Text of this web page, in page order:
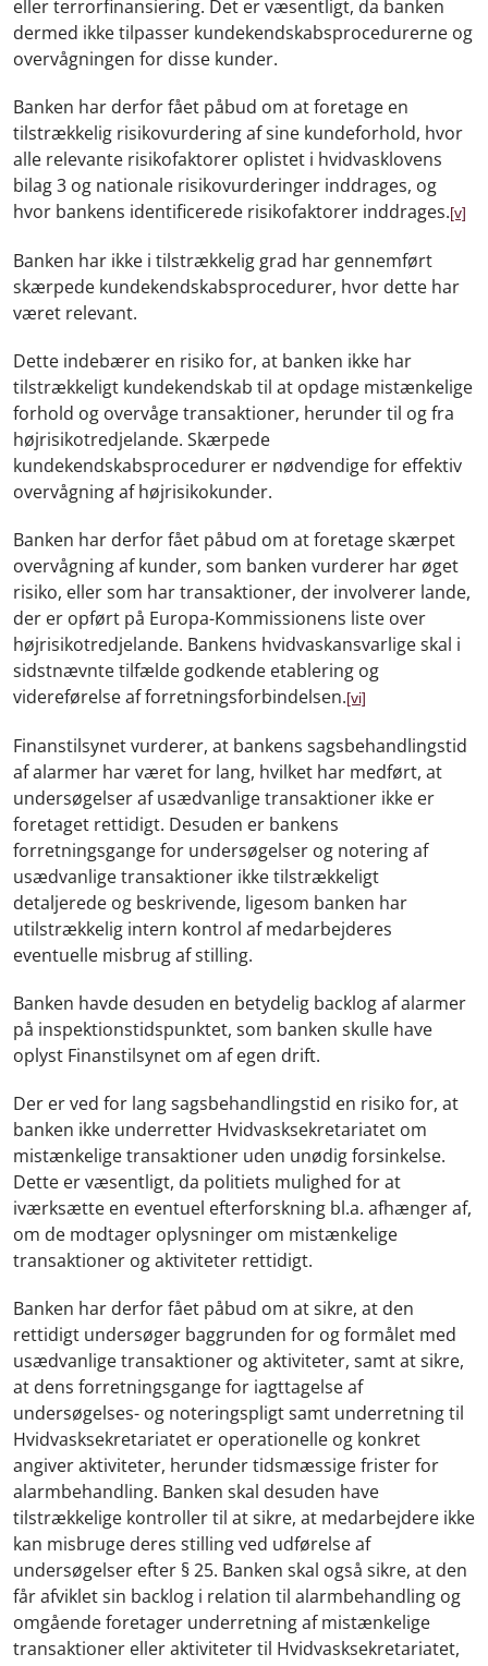
eller terrorfinansiering. Det er væsentligt, da banken
dermed ikke tilpasser kundekendskabsprocedurerne og
overvågningen for disse kunder.
Banken har derfor fået påbud om at foretage en
tilstrækkelig risikovurdering af sine kundeforhold, hvor
alle relevante risikofaktorer oplistet i hvidvasklovens
bilag 3 og nationale risikovurderinger inddrages, og
hvor bankens identificerede risikofaktorer inddrages.[v]
Banken har ikke i tilstrækkelig grad har gennemført
skærpede kundekendskabsprocedurer, hvor dette har
været relevant.
Dette indebærer en risiko for, at banken ikke har
tilstrækkeligt kundekendskab til at opdage mistænkelige
forhold og overvåge transaktioner, herunder til og fra
højrisikotredjelande. Skærpede
kundekendskabsprocedurer er nødvendige for effektiv
overvågning af højrisikokunder.
Banken har derfor fået påbud om at foretage skærpet
overvågning af kunder, som banken vurderer har øget
risiko, eller som har transaktioner, der involverer lande,
der er opført på Europa-Kommissionens liste over
højrisikotredjelande. Bankens hvidvaskansvarlige skal i
sidstnævnte tilfælde godkende etablering og
videreførelse af forretningsforbindelsen.[vi]
Finanstilsynet vurderer, at bankens sagsbehandlingstid
af alarmer har været for lang, hvilket har medført, at
undersøgelser af usædvanlige transaktioner ikke er
foretaget rettidigt. Desuden er bankens
forretningsgange for undersøgelser og notering af
usædvanlige transaktioner ikke tilstrækkeligt
detaljerede og beskrivende, ligesom banken har
utilstrækkelig intern kontrol af medarbejderes
eventuelle misbrug af stilling.
Banken havde desuden en betydelig backlog af alarmer
på inspektionstidspunktet, som banken skulle have
oplyst Finanstilsynet om af egen drift.
Der er ved for lang sagsbehandlingstid en risiko for, at
banken ikke underretter Hvidvasksekretariatet om
mistænkelige transaktioner uden unødig forsinkelse.
Dette er væsentligt, da politiets mulighed for at
iværksætte en eventuel efterforskning bl.a. afhænger af,
om de modtager oplysninger om mistænkelige
transaktioner og aktiviteter rettidigt.
Banken har derfor fået påbud om at sikre, at den
rettidigt undersøger baggrunden for og formålet med
usædvanlige transaktioner og aktiviteter, samt at sikre,
at dens forretningsgange for iagttagelse af
undersøgelses- og noteringspligt samt underretning til
Hvidvasksekretariatet er operationelle og konkret
angiver aktiviteter, herunder tidsmæssige frister for
alarmbehandling. Banken skal desuden have
tilstrækkelige kontroller til at sikre, at medarbejdere ikke
kan misbruge deres stilling ved udførelse af
undersøgelser efter § 25. Banken skal også sikre, at den
får afviklet sin backlog i relation til alarmbehandling og
omgående foretager underretning af mistænkelige
transaktioner eller aktiviteter til Hvidvasksekretariatet,